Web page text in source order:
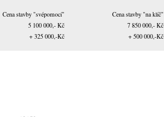
Cena stavby "svépomocí" Cena stavby "na klíč"
5 100 000,- Kč
7 850 000,- Kč
+ 325 000,-Kč + 500 000,-Kč